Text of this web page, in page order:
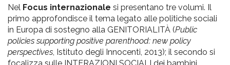
Nel Focus internazionale si presentano tre volumi. Il
primo approfondisce il tema legato alle politiche sociali
in Europa di sostegno alla GENITORIALITÀ (Public
policies supporting positive parenthood: new policy
perspectives, Istituto degli Innocenti, 2013); il secondo si